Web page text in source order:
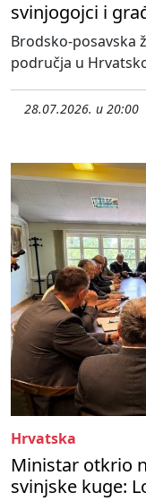
svinjogojci i
Brodsko-posavska
područja u
28.07.2026. u 20:00
Hrvatska
Ministar otkrio
svinjske kuge: